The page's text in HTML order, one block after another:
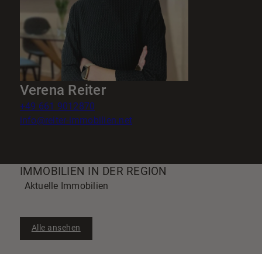
Verena Reiter
+49 661 9012870
info@reiter-immobilien.net
IMMOBILIEN IN DER REGION
Aktuelle Immobilien
Alle ansehen